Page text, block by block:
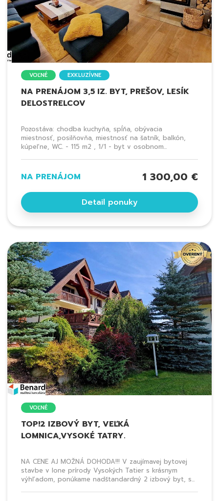
VOĽNÉ EXKLUZÍVNE
NA PRENÁJOM 3,5 IZ. BYT, PREŠOV, LESÍK
DELOSTRELCOV
Pozostáva: chodba kuchyňa, spĺňa, obývacia
miestnosť, posilňovňa, miestnosť na šatník, balkón,
kúpeľne, WC. - 115 m2 , 1/1 - byt v osobnom...
NA PRENÁJOM 1 300,00 €
Detail ponuky
VOĽNÉ
TOP!2 IZBOVÝ BYT, VEĽKÁ
LOMNICA,VYSOKÉ TATRY.
NA CENE AJ MOŽNÁ DOHODA!!! V zaujímavej bytovej
stavbe v lone prírody Vysokých Tatier s krásnym
výhľadom, ponúkame nadštandardný 2 izbový byt, s...